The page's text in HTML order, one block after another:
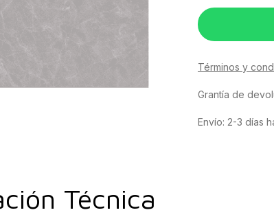
Términos y
Grantía de
Envío: 2-3 días
Técnica